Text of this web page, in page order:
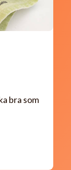
bra som